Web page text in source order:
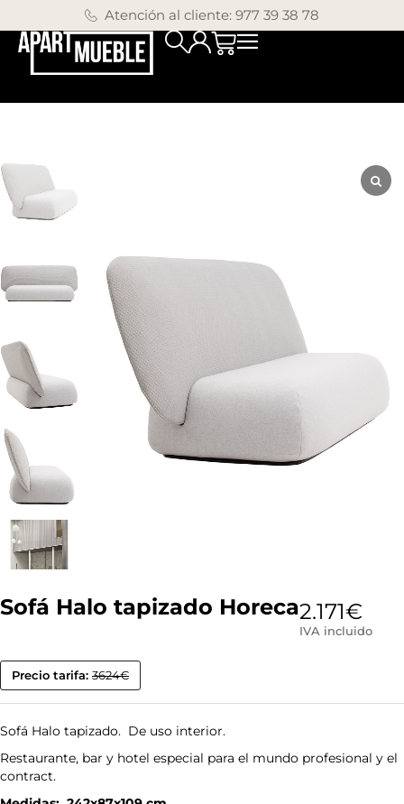
Atención al cliente: 977 39 38 78
Sofá Halo tapizado Horeca2.171€
IVA incluido
Precio tarifa: 3624€
Sofá Halo tapizado. De uso interior.
Restaurante, bar y hotel especial para el mundo profesional y el
contract.